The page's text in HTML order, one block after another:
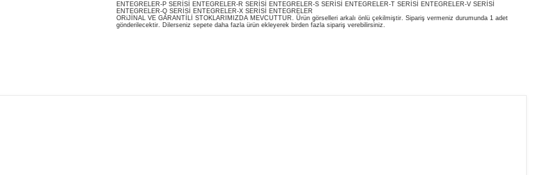
ENTEGRELER-P SERİSİ ENTEGRELER-R SERİSİ ENTEGRELER-S SERİSİ ENTEGRELER-T SERİSİ ENTEGRELER-V SERİSİ
ENTEGRELER-Q SERİSİ ENTEGRELER-X SERİSİ ENTEGRELER
ORiJİNAL VE GARANTİLİ STOKLARIMIZDA MEVCUTTUR. Ürün görselleri arkalı önlü çekilmiştir. Sipariş vermeniz durumunda 1 adet
gönderilecektir. Dilerseniz sepete daha fazla ürün ekleyerek birden fazla sipariş verebilirsiniz.